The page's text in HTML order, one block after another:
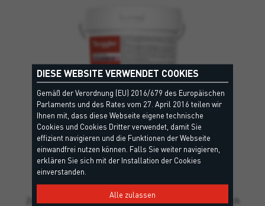
RG - EN13888, R2 T - EN12004
Zweikomponentiger Epoxidharzmörtel, der Klasse R2 T nach
DIESE WEBSITE VERWENDET COOKIES
Gemäß der Verordnung (EU) 2016/679 des Europäischen
Parlaments und des Rates vom 27. April 2016 teilen wir
Ihnen mit, dass diese Webseite eigene technische
Cookies und Cookies Dritter verwendet, damit Sie
effizient navigieren und die Funktionen der Webseite
einwandfrei nutzen können. Falls Sie weiter navigieren,
erklären Sie sich mit der Installation der Cookies
einverstanden.
Alle zulassen